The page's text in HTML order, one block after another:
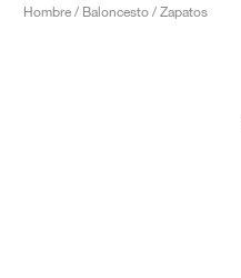
Hombre / Baloncesto / Zapatos